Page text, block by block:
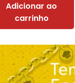
Adicionar ao
carrinho